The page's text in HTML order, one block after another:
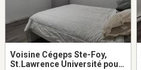
Voisine Cégeps Ste-Foy,
St.Lawrence Université pour